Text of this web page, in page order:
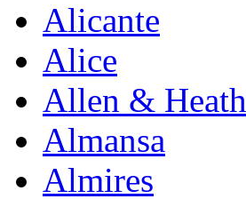
Alicante
Alice
Allen & Heath
Almansa
Almires